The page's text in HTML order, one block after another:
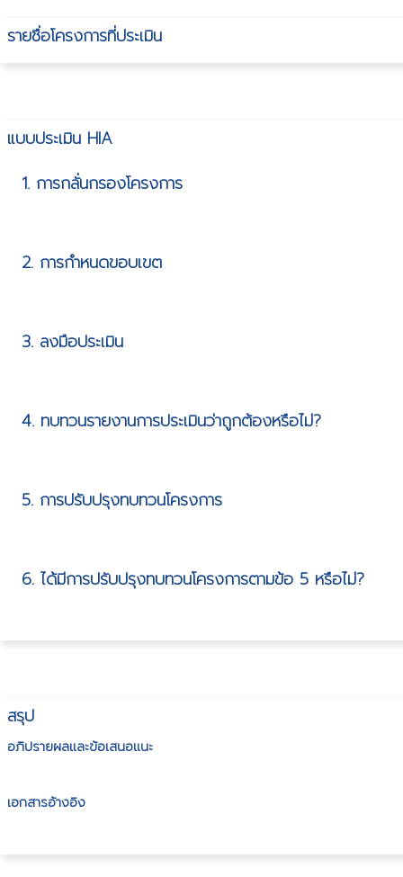
รายชื่อโครงการที่ประเมิน
แบบประเมิน HIA
1. การกลั่นกรองโครงการ
2. การกำหนดขอบเขต
3. ลงมือประเมิน
4. ทบทวนรายงานการประเมินว่าถูกต้องหรือไม่?
5. การปรับปรุงทบทวนโครงการ
6. ได้มีการปรับปรุงทบทวนโครงการตามข้อ 5 หรือไม่?
สรุป
อภิปรายผลและข้อเสนอแนะ
เอกสารอ้างอิง